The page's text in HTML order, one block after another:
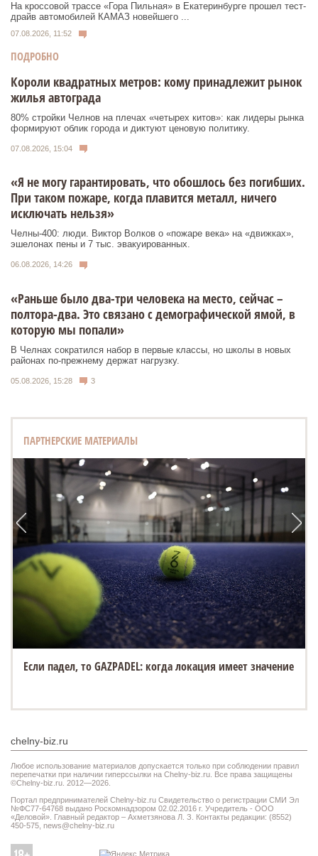
На кроссовой трассе «Гора Пильная» в Екатеринбурге прошел тест-
драйв автомобилей КАМАЗ новейшего ...
07.08.2026, 11:52
ПОДРОБНО
Короли квадратных метров: кому принадлежит рынок
жилья автограда
80% стройки Челнов на плечах «четырех китов»: как лидеры рынка
формируют облик города и диктуют ценовую политику.
07.08.2026, 15:04
«Я не могу гарантировать, что обошлось без погибших.
При таком пожаре, когда плавится металл, ничего
исключать нельзя»
Челны-400: люди. Виктор Волков о «пожаре века» на «движках»,
эшелонах пены и 7 тыс. эвакуированных.
06.08.2026, 14:26
«Раньше было два-три человека на место, сейчас –
полтора-два. Это связано с демографической ямой, в
которую мы попали»
В Челнах сократился набор в первые классы, но школы в новых
районах по-прежнему держат нагрузку.
05.08.2026, 15:28 3
ПАРТНЕРСКИЕ МАТЕРИАЛЫ
Если падел, то GAZPADEL: когда локация имеет значение
chelny-biz.ru
Любое использование материалов допускается только при соблюдении правил
перепечатки при наличии гиперссылки на Chelny-biz.ru. Все права защищены
©Chelny-biz.ru. 2012—2026.
Портал предпринимателей Chelny-biz.ru Свидетельство о регистрации СМИ Эл
№ФС77-64768 выдано Роскомнадзором 02.02.2016 г. Учредитель - ООО
«Деловой». Главный редактор – Ахметзянова Л. З. Контакты редакции: (8552)
450-575, news@chelny-biz.ru